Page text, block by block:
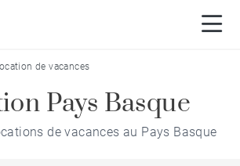
de vacances
Pays Basque
de vacances au Pays Basque